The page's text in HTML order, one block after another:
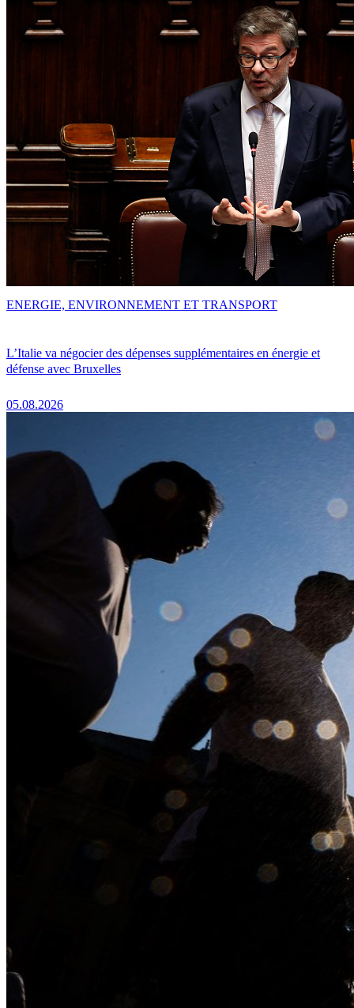
L’Italie va négocier des dépenses supplémentaires en énergie et
défense avec Bruxelles
05.08.2026
ENERGIE, ENVIRONNEMENT ET TRANSPORT